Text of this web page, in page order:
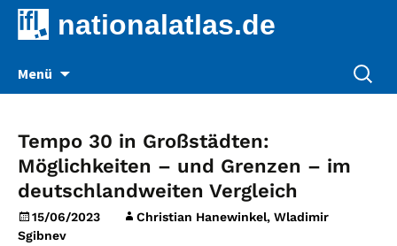
nationalatlas.de
Menü
Suche
nach:
Tempo 30 in Großstädten:
Möglichkeiten – und Grenzen – im
deutschlandweiten Vergleich
15/06/2023
Christian Hanewinkel, Wladimir
Sgibnev